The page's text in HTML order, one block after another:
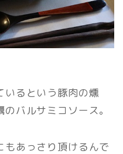
いるという豚肉の燻
バルサミコソース。
あっさり頂けるんで